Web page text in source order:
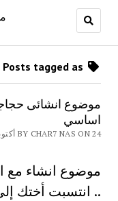
موضوع انشائى
اساسي
BY CHAR7 NAS ON 24 أكتوبر، 2022
.. انتسبت أختك